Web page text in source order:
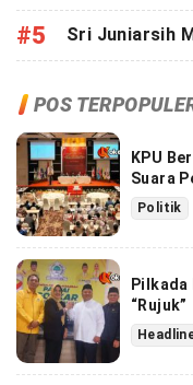
#5 Sri Juniarsih
POS
KPU
Suara
Politik
Pilkada
“Rujuk”